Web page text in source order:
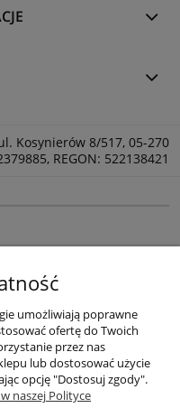
Kosynierów 8/517, 05-270
REGON: 522138421
umożliwiają poprawne
ofertę do Twoich
przez nas
lub dostosować użycie
opcję "Dostosuj zgody".
naszej Polityce